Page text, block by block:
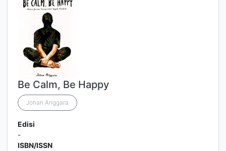
Be Calm, Be Happy
Johan Anggara
Edisi
-
ISBN/ISSN